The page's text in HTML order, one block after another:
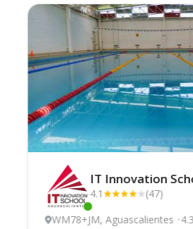
Este centro ha estado
IT Innovation
4.1
(47)
WM78+JM, Aguascalientes